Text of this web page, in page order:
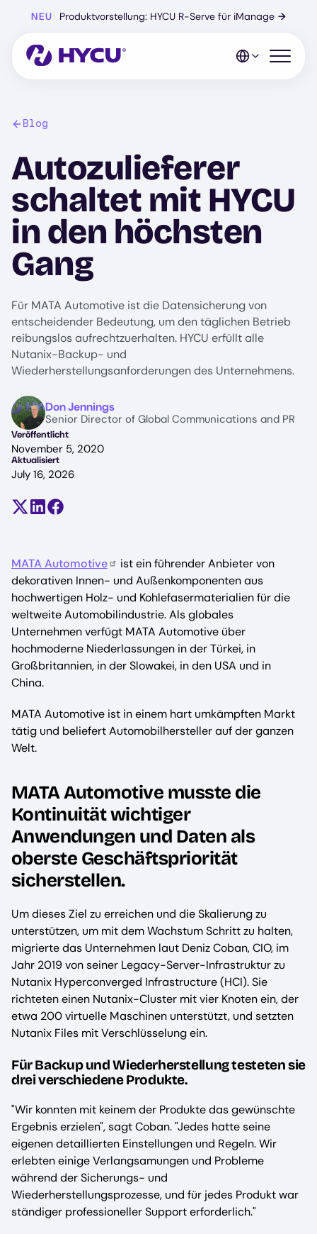
Hauptinhalt
NEU Produktvorstellung: HYCU R-Serve für iManage →
Mobiles
Blog
Autozulieferer
schaltet mit HYCU
in den höchsten
Gang
Für MATA Automotive ist die Datensicherung von
entscheidender Bedeutung, um den täglichen Betrieb
reibungslos aufrechtzuerhalten. HYCU erfüllt alle
Nutanix-Backup- und
Wiederherstellungsanforderungen des Unternehmens.
ImageDon Jennings
Senior Director of Global Communications and PR
Veröffentlicht
November 5, 2020
Aktualisiert
July 16, 2026
Teilen auf X (früher Twitter)
Auf LinkedIn teilen
Auf Facebook teilen
MATA Automotive
ist ein führender Anbieter von
dekorativen Innen- und Außenkomponenten aus
hochwertigen Holz- und Kohlefasermaterialien für die
weltweite Automobilindustrie. Als globales
Unternehmen verfügt MATA Automotive über
hochmoderne Niederlassungen in der Türkei, in
Großbritannien, in der Slowakei, in den USA und in
China.
MATA Automotive ist in einem hart umkämpften Markt
tätig und beliefert Automobilhersteller auf der ganzen
Welt.
MATA Automotive musste die
Kontinuität wichtiger
Anwendungen und Daten als
oberste Geschäftspriorität
sicherstellen.
Um dieses Ziel zu erreichen und die Skalierung zu
unterstützen, um mit dem Wachstum Schritt zu halten,
migrierte das Unternehmen laut Deniz Coban, CIO, im
Jahr 2019 von seiner Legacy-Server-Infrastruktur zu
Nutanix Hyperconverged Infrastructure (HCI). Sie
richteten einen Nutanix-Cluster mit vier Knoten ein, der
etwa 200 virtuelle Maschinen unterstützt, und setzten
Nutanix Files mit Verschlüsselung ein.
Für Backup und Wiederherstellung testeten sie
drei verschiedene Produkte.
"Wir konnten mit keinem der Produkte das gewünschte
Ergebnis erzielen", sagt Coban. "Jedes hatte seine
eigenen detaillierten Einstellungen und Regeln. Wir
erlebten einige Verlangsamungen und Probleme
während der Sicherungs- und
Wiederherstellungsprozesse, und für jedes Produkt war
ständiger professioneller Support erforderlich."